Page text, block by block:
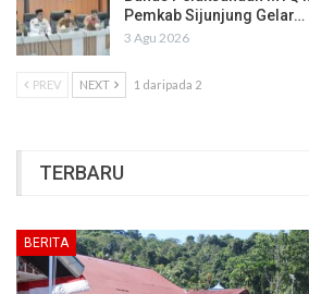
Pemkab Sijunjung Gelar…
3 Agu 2026
PREV NEXT 1 daripada 2
TERBARU
BERITA